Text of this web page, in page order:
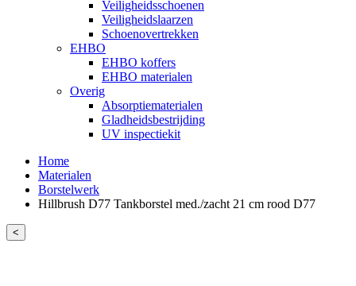
Veiligheidsschoenen
Veiligheidslaarzen
Schoenovertrekken
EHBO
EHBO koffers
EHBO materialen
Overig
Absorptiematerialen
Gladheidsbestrijding
UV inspectiekit
Home
Materialen
Borstelwerk
Hillbrush D77 Tankborstel med./zacht 21 cm rood D77
<